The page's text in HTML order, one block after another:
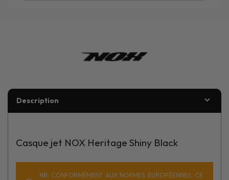
Description
Casque jet NOX Heritage Shiny Black
NB: CONFORMÉMENT AUX NORMES EUROPÉENNES, CE